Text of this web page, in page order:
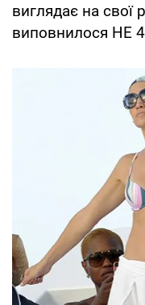
виглядає на свої
виповнилося НЕ